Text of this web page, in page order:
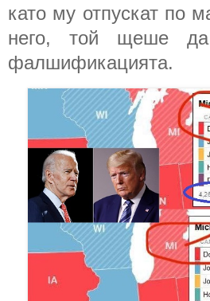
като му отпускат по
него, той щеше
фалшификацията.